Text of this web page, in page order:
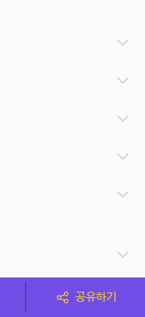
공유하기
자가 아닙니다. 따라서 스페이스클